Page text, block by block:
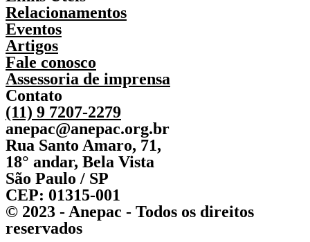
Relacionamentos
Eventos
Artigos
Fale conosco
Assessoria de imprensa
Contato
(11) 9 7207-2279
anepac@anepac.org.br
Rua Santo Amaro, 71,
18° andar, Bela Vista
São Paulo / SP
CEP: 01315-001
© 2023 - Anepac - Todos os direitos
reservados